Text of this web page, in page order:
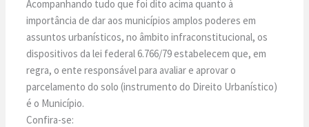
Acompanhando tudo que foi dito acima quanto à
importância de dar aos municípios amplos poderes em
assuntos urbanísticos, no âmbito infraconstitucional, os
dispositivos da lei federal 6.766/79 estabelecem que, em
regra, o ente responsável para avaliar e aprovar o
parcelamento do solo (instrumento do Direito Urbanístico)
é o Município.
Confira-se: